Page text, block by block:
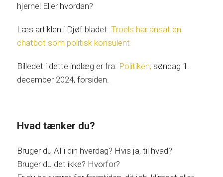
hjerne! Eller hvordan?
Læs artiklen i Djøf bladet: Troels har ansat en
chatbot som politisk konsulent
Billedet i dette indlæg er fra: Politiken, søndag 1.
december 2024, forsiden.
Hvad tænker du?
Bruger du AI i din hverdag? Hvis ja, til hvad?
Bruger du det ikke? Hvorfor?